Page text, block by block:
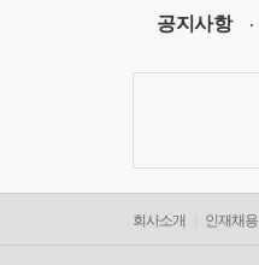
공지사항
회사소개 인재채용